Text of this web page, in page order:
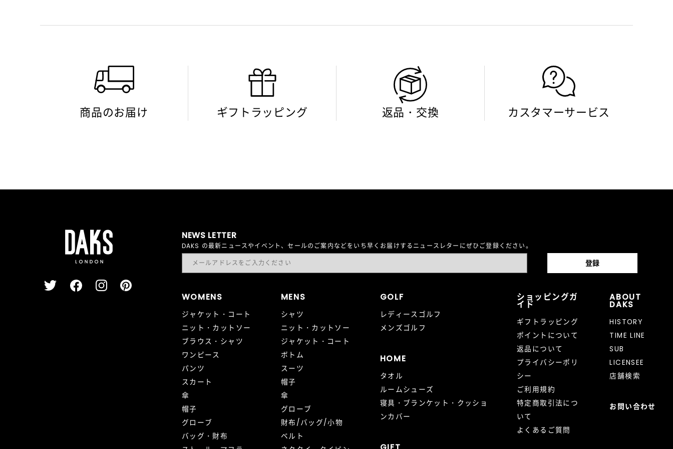
商品のお届け ギフトラッピング 返品・交換 カスタマーサービス
NEWS LETTER
DAKS の最新ニュースやイベント、セールのご案内などをいち早くお届けするニュースレターにぜひご登録ください。
WOMENS
ジャケット・コート
ニット・カットソー
ブラウス・シャツ
ワンピース
パンツ
スカート
傘
帽子
グローブ
バッグ・財布
MENS
シャツ
ニット・カットソー
ジャケット・コート
ボトム
スーツ
帽子
傘
グローブ
財布/バッグ/小物
ベルト
GOLF
レディースゴルフ
メンズゴルフ
HOME
タオル
ルームシューズ
寝具・ブランケット・クッショ
ンカバー
ショッピングガ
イド
ギフトラッピング
ポイントについて
返品について
プライバシーポリ
シー
ご利用規約
特定商取引法につ
いて
よくあるご質問
ABOUT
DAKS
HISTORY
TIME LINE
SUB
LICENSEE
店舗検索
お問い合わせ